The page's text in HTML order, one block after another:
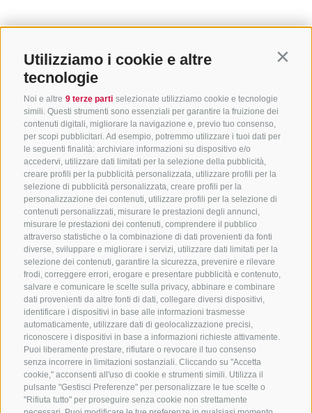
Utilizziamo i cookie e altre
tecnologie
Noi e altre 9 terze parti selezionate utilizziamo cookie e tecnologie
simili. Questi strumenti sono essenziali per garantire la fruizione dei
contenuti digitali, migliorare la navigazione e, previo tuo consenso,
per scopi pubblicitari. Ad esempio, potremmo utilizzare i tuoi dati per
le seguenti finalità: archiviare informazioni su dispositivo e/o
accedervi, utilizzare dati limitati per la selezione della pubblicità,
creare profili per la pubblicità personalizzata, utilizzare profili per la
selezione di pubblicità personalizzata, creare profili per la
personalizzazione dei contenuti, utilizzare profili per la selezione di
contenuti personalizzati, misurare le prestazioni degli annunci,
misurare le prestazioni dei contenuti, comprendere il pubblico
attraverso statistiche o la combinazione di dati provenienti da fonti
diverse, sviluppare e migliorare i servizi, utilizzare dati limitati per la
selezione dei contenuti, garantire la sicurezza, prevenire e rilevare
frodi, correggere errori, erogare e presentare pubblicità e contenuto,
salvare e comunicare le scelte sulla privacy, abbinare e combinare
dati provenienti da altre fonti di dati, collegare diversi dispositivi,
identificare i dispositivi in base alle informazioni trasmesse
automaticamente, utilizzare dati di geolocalizzazione precisi,
riconoscere i dispositivi in base a informazioni richieste attivamente.
Puoi liberamente prestare, rifiutare o revocare il tuo consenso
senza incorrere in limitazioni sostanziali. Cliccando su "Accetta
cookie," acconsenti all'uso di cookie e strumenti simili. Utilizza il
pulsante "Gestisci Preferenze" per personalizzare le tue scelte o
"Rifiuta tutto" per proseguire senza cookie non strettamente
CONTATTACI
+39 0472 765325/+39 0472 760608/+39 0472
632372
info@sterzing-ratschings.it
NEWSLETTER
Rimani aggiornato sulle nostre offerte